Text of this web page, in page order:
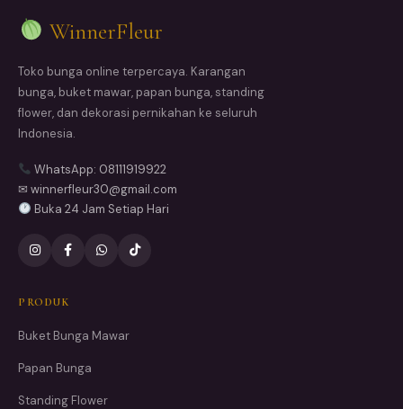
WinnerFleur
Toko bunga online terpercaya. Karangan
bunga, buket mawar, papan bunga, standing
flower, dan dekorasi pernikahan ke seluruh
Indonesia.
WhatsApp: 08111919922
✉ winnerfleur30@gmail.com
Buka 24 Jam Setiap Hari
PRODUK
Buket Bunga Mawar
Papan Bunga
Standing Flower